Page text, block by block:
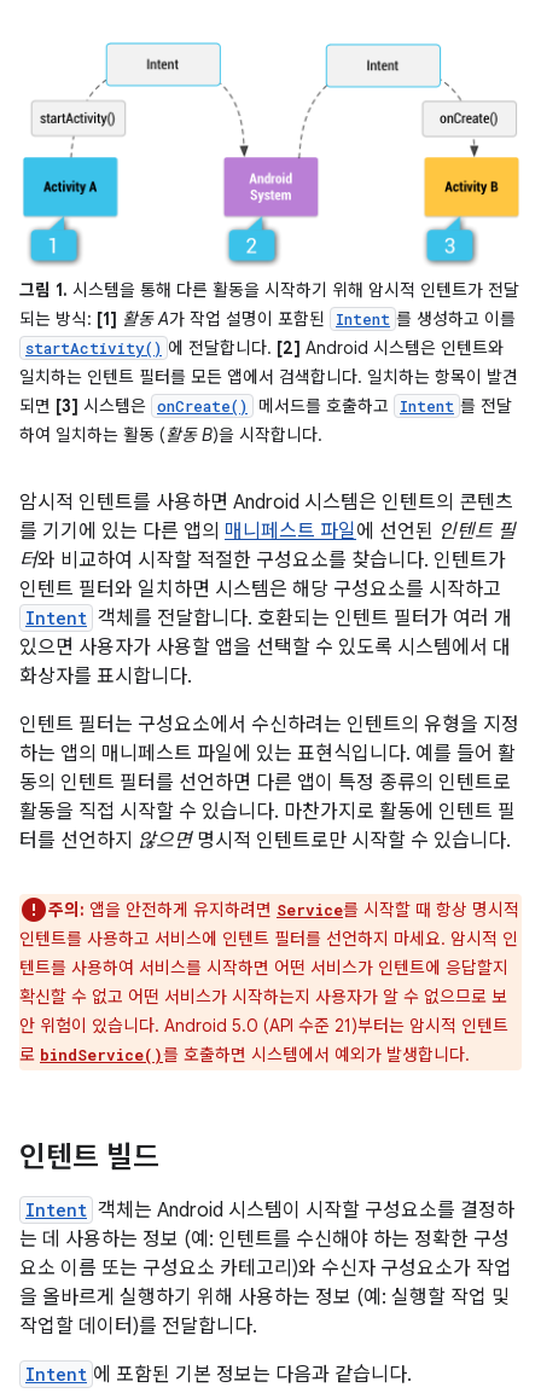
그림 1. 시스템을 통해 다른 활동을 시작하기 위해 암시적 인텐트가 전달
되는 방식: [1] 활동 A가 작업 설명이 포함된 Intent 를 생성하고 이를
startActivity() 에 전달합니다. [2] Android 시스템은 인텐트와
일치하는 인텐트 필터를 모든 앱에서 검색합니다. 일치하는 항목이 발견
되면 [3] 시스템은 onCreate() 메서드를 호출하고 Intent 를 전달
하여 일치하는 활동 (활동 B)을 시작합니다.
암시적 인텐트를 사용하면 Android 시스템은 인텐트의 콘텐츠
를 기기에 있는 다른 앱의 매니페스트 파일에 선언된 인텐트 필
터와 비교하여 시작할 적절한 구성요소를 찾습니다. 인텐트가
인텐트 필터와 일치하면 시스템은 해당 구성요소를 시작하고
Intent 객체를 전달합니다. 호환되는 인텐트 필터가 여러 개
있으면 사용자가 사용할 앱을 선택할 수 있도록 시스템에서 대
화상자를 표시합니다.
인텐트 필터는 구성요소에서 수신하려는 인텐트의 유형을 지정
하는 앱의 매니페스트 파일에 있는 표현식입니다. 예를 들어 활
동의 인텐트 필터를 선언하면 다른 앱이 특정 종류의 인텐트로
활동을 직접 시작할 수 있습니다. 마찬가지로 활동에 인텐트 필
터를 선언하지 않으면명시적 인텐트로만 시작할 수 있습니다.
주의: 앱을 안전하게 유지하려면 Service를 시작할 때 항상 명시적
인텐트를 사용하고 서비스에 인텐트 필터를 선언하지 마세요. 암시적 인
텐트를 사용하여 서비스를 시작하면 어떤 서비스가 인텐트에 응답할지
확신할 수 없고 어떤 서비스가 시작하는지 사용자가 알 수 없으므로 보
안 위험이 있습니다. Android 5.0 (API 수준 21)부터는 암시적 인텐트
로 bindService()를 호출하면 시스템에서 예외가 발생합니다.
인텐트 빌드
Intent 객체는 Android 시스템이 시작할 구성요소를 결정하
는 데 사용하는 정보 (예: 인텐트를 수신해야 하는 정확한 구성
요소 이름 또는 구성요소 카테고리)와 수신자 구성요소가 작업
을 올바르게 실행하기 위해 사용하는 정보 (예: 실행할 작업 및
작업할 데이터)를 전달합니다.
Intent 에 포함된 기본 정보는 다음과 같습니다.